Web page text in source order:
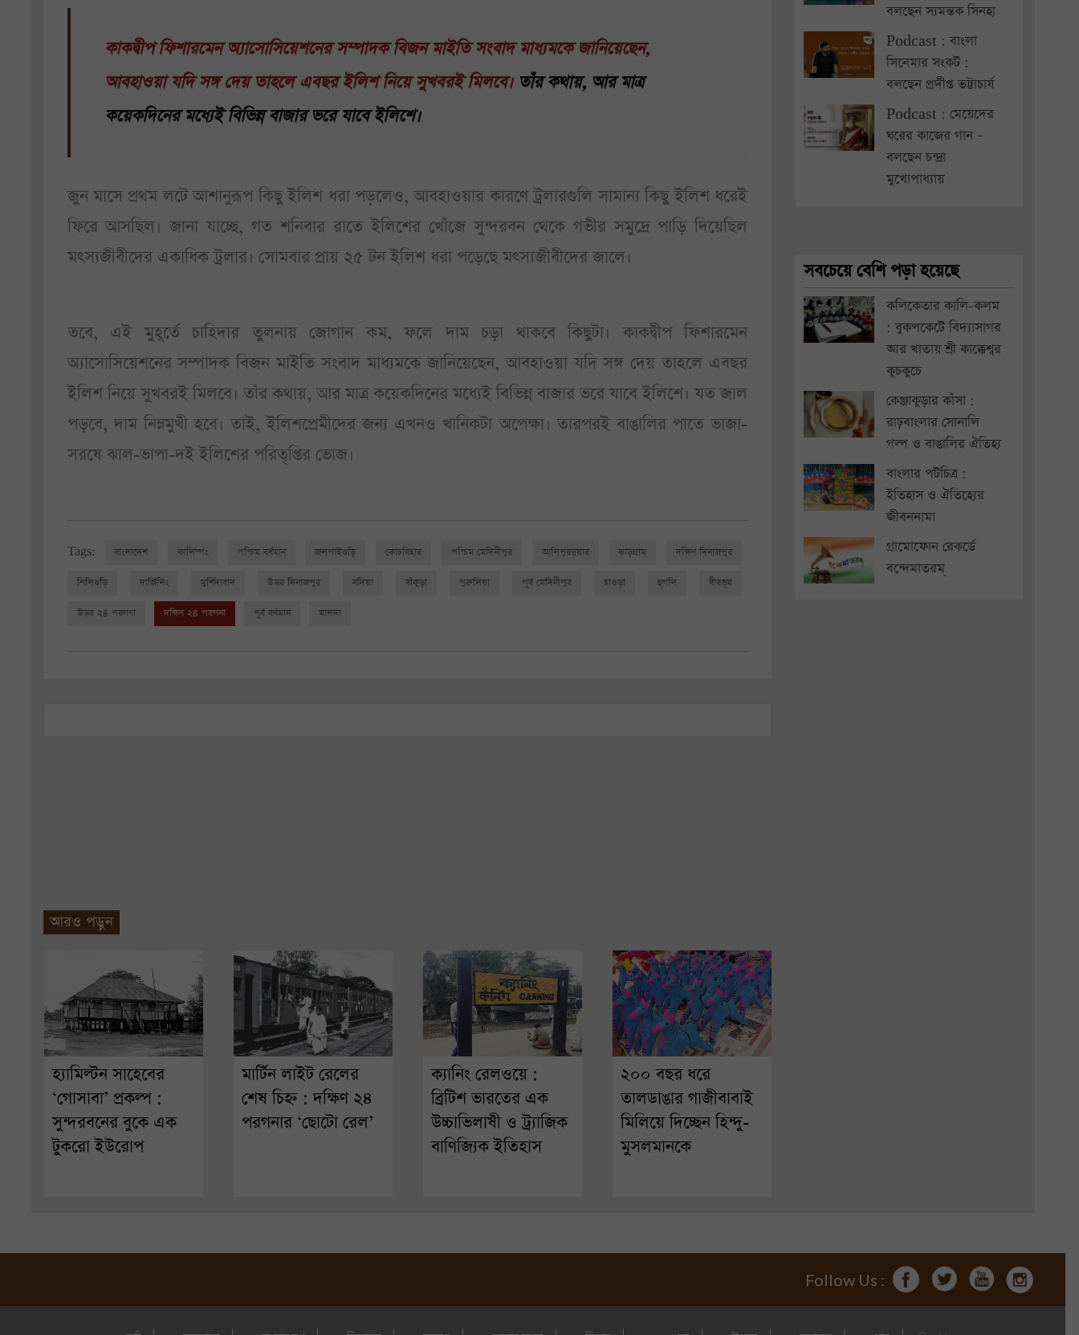
কাকদ্বীপ ফিশারমেন অ্যাসোসিয়েশনের সম্পাদক বিজন মাইতি সংবাদ মাধ্যমকে জানিয়েছেন,
আবহাওয়া যদি সঙ্গ দেয় তাহলে এবছর ইলিশ নিয়ে সুখবরই মিলবে।তাঁর কথায়, আর মাত্র
কয়েকদিনের মধ্যেই বিভিন্ন বাজার ভরে যাবে ইলিশে।
জুন মাসে প্রথম লটে আশানুরূপ কিছু ইলিশ ধরা পড়লেও, আবহাওয়ার কারণে ট্রলারগুলি সামান্য কিছু ইলিশ ধরেই
ফিরে আসছিল। জানা যাচ্ছে, গত শনিবার রাতে ইলিশের খোঁজে সুন্দরবন থেকে গভীর সমুদ্রে পাড়ি দিয়েছিল
মৎস্যজীবীদের একাধিক ট্রলার। সোমবার প্রায় ২৫ টন ইলিশ ধরা পড়েছে মৎস্যজীবীদের জালে।
তবে, এই মুহূর্তে চাহিদার তুলনায় জোগান কম, ফলে দাম চড়া থাকবে কিছুটা। কাকদ্বীপ ফিশারমেন
অ্যাসোসিয়েশনের সম্পাদক বিজন মাইতি সংবাদ মাধ্যমকে জানিয়েছেন, আবহাওয়া যদি সঙ্গ দেয় তাহলে এবছর
ইলিশ নিয়ে সুখবরই মিলবে। তাঁর কথায়, আর মাত্র কয়েকদিনের মধ্যেই বিভিন্ন বাজার ভরে যাবে ইলিশে। যত জাল
পড়বে, দাম নিম্নমুখী হবে। তাই, ইলিশপ্রেমীদের জন্য এখনও খানিকটা অপেক্ষা। তারপরই বাঙালির পাতে ভাজা-
সরষে ঝাল-ভাপা-দই ইলিশের পরিতৃপ্তির ভোজ।
Tags: বাংলাদেশ কালিম্পং পশ্চিম বর্ধমান জলপাইগুড়ি কোচবিহার পশ্চিম মেদিনীপুর আলিপুরদুয়ার ঝাড়গ্রাম দক্ষিণ দিনাজপুর
শিলিগুড়ি দার্জিলিং মুর্শিদাবাদ উত্তর দিনাজপুর নদিয়া বাঁকুড়া পুরুলিয়া পূর্ব মেদিনীপুর হাওড়া হুগলি বীরভূম
উত্তর ২৪ পরগণা দক্ষিণ ২৪ পরগনা পূর্ব বর্ধমান মালদা
আরও পড়ুন
হ্যামিল্টন সাহেবের
‘গোসাবা’ প্রকল্প :
সুন্দরবনের বুকে এক
টুকরো ইউরোপ
মার্টিন লাইট রেলের
শেষ চিহ্ন : দক্ষিণ ২৪
পরগনার ‘ছোটো রেল’
ক্যানিং রেলওয়ে :
ব্রিটিশ ভারতের এক
উচ্চাভিলাষী ও ট্র্যাজিক
বাণিজ্যিক ইতিহাস
২০০ বছর ধরে
তালডাঙার গাজীবাবাই
মিলিয়ে দিচ্ছেন হিন্দু-
মুসলমানকে
বলছেন স্যমন্তক সিনহা
Podcast : বাংলা
সিনেমার সংকট :
বলছেন প্রদীপ্ত ভট্টাচার্য
Podcast : মেয়েদের
ঘরের কাজের গান –
বলছেন চন্দ্রা
মুখোপাধ্যায়
সবচেয়ে বেশি পড়া হয়েছে
কলিকেতার কালি-কলম
: বুকপকেটে বিদ্যাসাগর
আর খাতায় শ্রী কাক্কেশ্বর
কুচকুচে
কেঞ্জাকুড়ার কাঁসা :
রাঢ়বাংলার সোনালি
গল্প ও বাঙালির ঐতিহ্য
বাংলার পটচিত্র :
ইতিহাস ও ঐতিহ্যের
জীবননামা
গ্রামোফোন রেকর্ডে
বন্দেমাতরম্
Follow Us :